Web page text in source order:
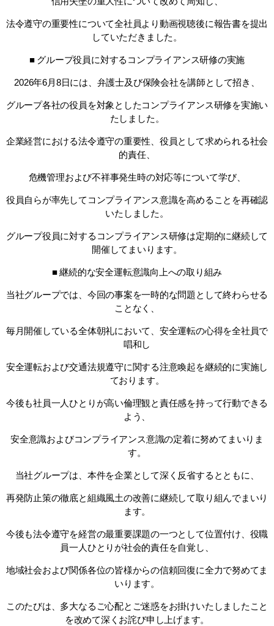
法令遵守の重要性について全社員より動画視聴後に報告書を提出
していただきました。
■ グループ役員に対するコンプライアンス研修の実施
2026年6月8日には、弁護士及び保険会社を講師として招き、
グループ各社の役員を対象としたコンプライアンス研修を実施い
たしました。
企業経営における法令遵守の重要性、役員として求められる社会
的責任、
危機管理および不祥事発生時の対応等について学び、
役員自らが率先してコンプライアンス意識を高めることを再確認
いたしました。
グループ役員に対するコンプライアンス研修は定期的に継続して
開催してまいります。
■ 継続的な安全運転意識向上への取り組み
当社グループでは、今回の事案を一時的な問題として終わらせる
ことなく、
毎月開催している全体朝礼において、安全運転の心得を全社員で
唱和し
安全運転および交通法規遵守に関する注意喚起を継続的に実施し
ております。
今後も社員一人ひとりが高い倫理観と責任感を持って行動できる
よう、
安全意識およびコンプライアンス意識の定着に努めてまいりま
す。
当社グループは、本件を企業として深く反省するとともに、
再発防止策の徹底と組織風土の改善に継続して取り組んでまいり
ます。
今後も法令遵守を経営の最重要課題の一つとして位置付け、役職
員一人ひとりが社会的責任を自覚し、
地域社会および関係各位の皆様からの信頼回復に全力で努めてま
いります。
このたびは、多大なるご心配とご迷惑をお掛けいたしましたこと
を改めて深くお詫び申し上げます。